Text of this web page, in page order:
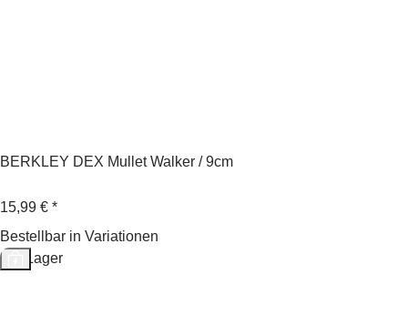
BERKLEY DEX Mullet Walker / 9cm
15,99 € *
Bestellbar in Variationen
Auf Lager